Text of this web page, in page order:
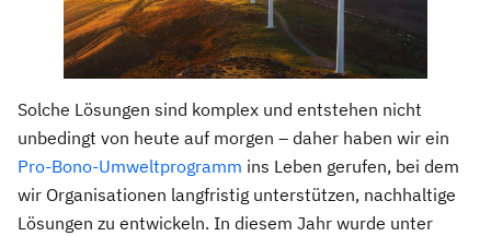
Solche Lösungen sind komplex und entstehen nicht
unbedingt von heute auf morgen – daher haben wir ein
Pro-Bono-Umweltprogramm ins Leben gerufen, bei dem
wir Organisationen langfristig unterstützen, nachhaltige
Lösungen zu entwickeln. In diesem Jahr wurde unter